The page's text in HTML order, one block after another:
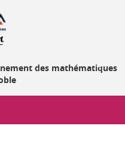
des mathématiques